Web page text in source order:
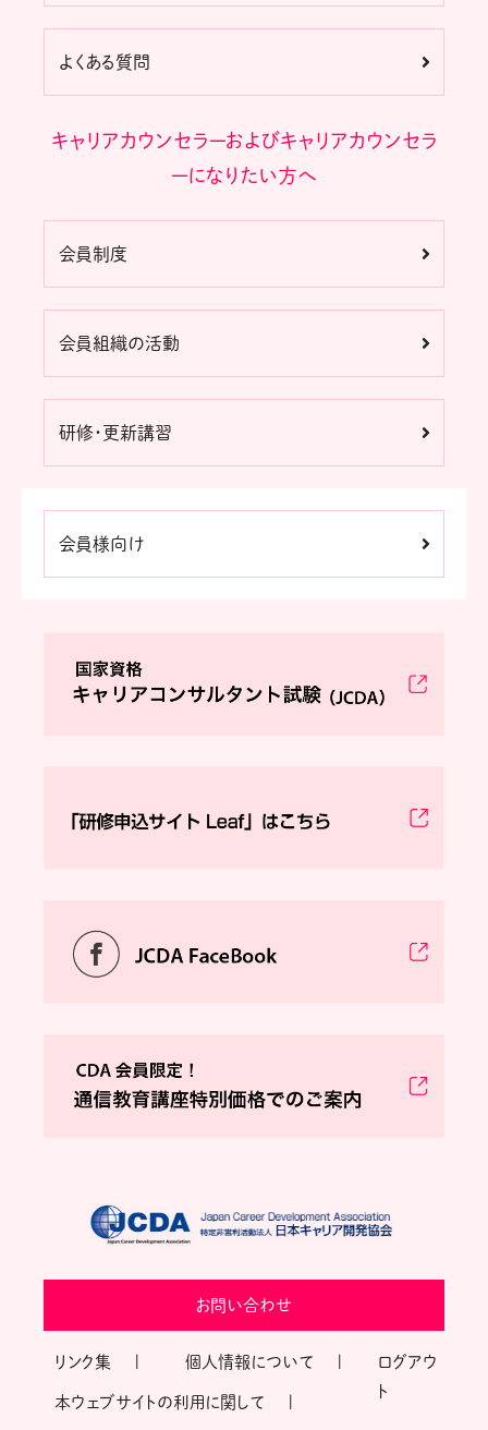
よくある質問
キャリアカウンセラーおよびキャリアカウンセラ
ーになりたい方へ
会員制度
会員組織の活動
研修・更新講習
会員様向け
お問い合わせ
リンク集 個人情報について
本ウェブサイトの利用に関して
ログアウ
ト